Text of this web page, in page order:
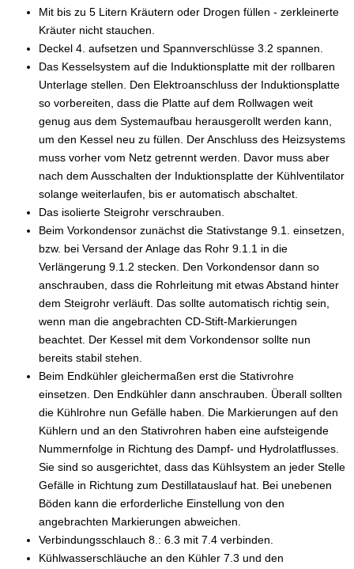
Mit bis zu 5 Litern Kräutern oder Drogen füllen - zerkleinerte
Kräuter nicht stauchen.
Deckel 4. aufsetzen und Spannverschlüsse 3.2 spannen.
Das Kesselsystem auf die Induktionsplatte mit der rollbaren
Unterlage stellen. Den Elektroanschluss der Induktionsplatte
so vorbereiten, dass die Platte auf dem Rollwagen weit
genug aus dem Systemaufbau herausgerollt werden kann,
um den Kessel neu zu füllen. Der Anschluss des Heizsystems
muss vorher vom Netz getrennt werden. Davor muss aber
nach dem Ausschalten der Induktionsplatte der Kühlventilator
solange weiterlaufen, bis er automatisch abschaltet.
Das isolierte Steigrohr verschrauben.
Beim Vorkondensor zunächst die Stativstange 9.1. einsetzen,
bzw. bei Versand der Anlage das Rohr 9.1.1 in die
Verlängerung 9.1.2 stecken. Den Vorkondensor dann so
anschrauben, dass die Rohrleitung mit etwas Abstand hinter
dem Steigrohr verläuft. Das sollte automatisch richtig sein,
wenn man die angebrachten CD-Stift-Markierungen
beachtet. Der Kessel mit dem Vorkondensor sollte nun
bereits stabil stehen.
Beim Endkühler gleichermaßen erst die Stativrohre
einsetzen. Den Endkühler dann anschrauben. Überall sollten
die Kühlrohre nun Gefälle haben. Die Markierungen auf den
Kühlern und an den Stativrohren haben eine aufsteigende
Nummernfolge in Richtung des Dampf- und Hydrolatflusses.
Sie sind so ausgerichtet, dass das Kühlsystem an jeder Stelle
Gefälle in Richtung zum Destillatauslauf hat. Bei unebenen
Böden kann die erforderliche Einstellung von den
angebrachten Markierungen abweichen.
Verbindungsschlauch 8.: 6.3 mit 7.4 verbinden.
Kühlwasserschläuche an den Kühler 7.3 und den